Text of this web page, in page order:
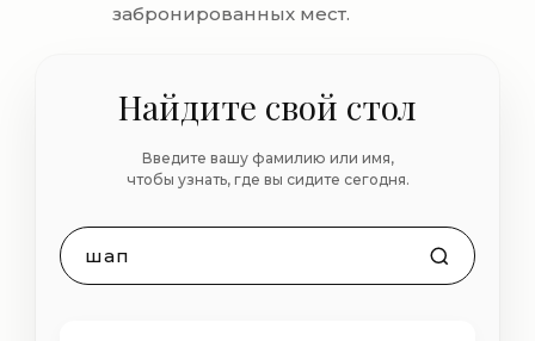
забронированных мест.
Найдите свой стол
Введите вашу фамилию или имя,
чтобы узнать, где вы сидите сегодня.
шап